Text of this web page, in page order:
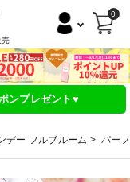
売
0
ンプレゼント♥
デー フルブルーム パー